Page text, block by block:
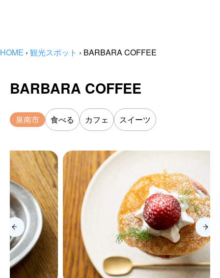
HOME › 観光スポット › BARBARA COFFEE
BARBARA COFFEE
泉南市 食べる カフェ スイーツ